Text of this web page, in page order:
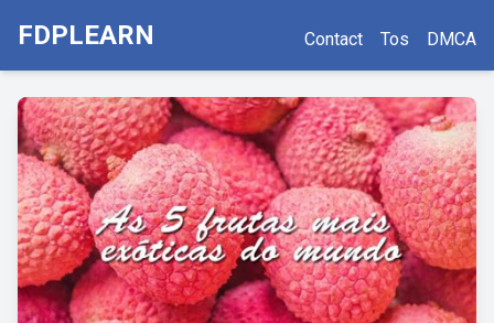
FDPLEARN Contact Tos DMCA